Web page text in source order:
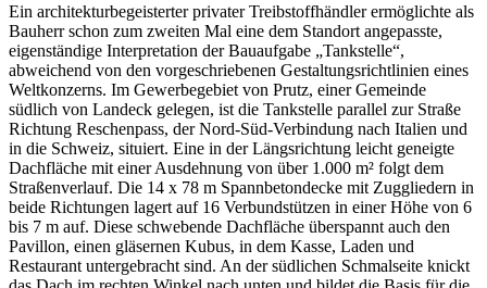
Ein architekturbegeisterter privater Treibstoffhändler ermöglichte als
Bauherr schon zum zweiten Mal eine dem Standort angepasste,
eigenständige Interpretation der Bauaufgabe „Tankstelle“,
abweichend von den vorgeschriebenen Gestaltungsrichtlinien eines
Weltkonzerns. Im Gewerbegebiet von Prutz, einer Gemeinde
südlich von Landeck gelegen, ist die Tankstelle parallel zur Straße
Richtung Reschenpass, der Nord-Süd-Verbindung nach Italien und
in die Schweiz, situiert. Eine in der Längsrichtung leicht geneigte
Dachfläche mit einer Ausdehnung von über 1.000 m² folgt dem
Straßenverlauf. Die 14 x 78 m Spannbetondecke mit Zuggliedern in
beide Richtungen lagert auf 16 Verbundstützen in einer Höhe von 6
bis 7 m auf. Diese schwebende Dachfläche überspannt auch den
Pavillon, einen gläsernen Kubus, in dem Kasse, Laden und
Restaurant untergebracht sind. An der südlichen Schmalseite knickt